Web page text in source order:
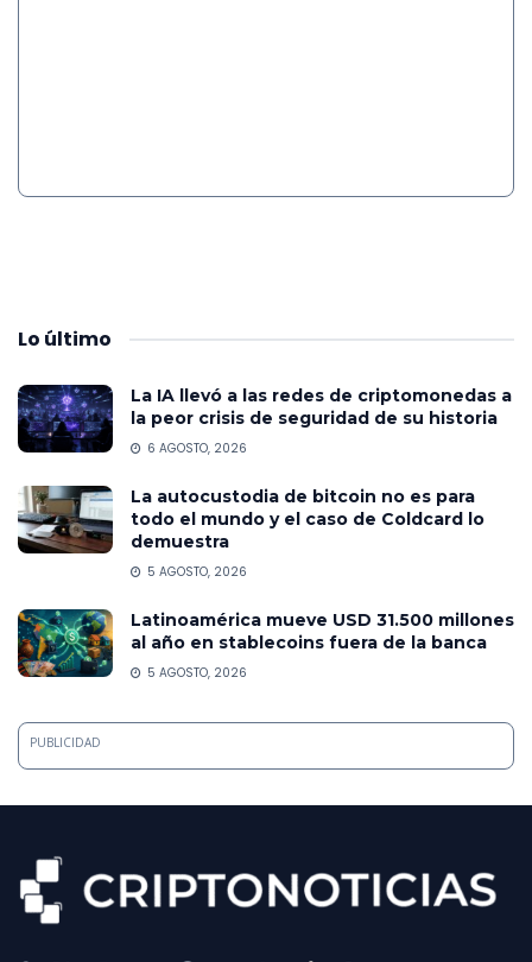
Lo último
La IA llevó a las redes de criptomonedas a
la peor crisis de seguridad de su historia
6 AGOSTO, 2026
La autocustodia de bitcoin no es para
todo el mundo y el caso de Coldcard lo
demuestra
5 AGOSTO, 2026
Latinoamérica mueve USD 31.500 millones
al año en stablecoins fuera de la banca
5 AGOSTO, 2026
PUBLICIDAD